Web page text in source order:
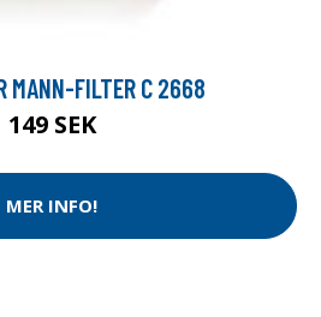
MANN-FILTER C 2668
149 SEK
MER INFO!